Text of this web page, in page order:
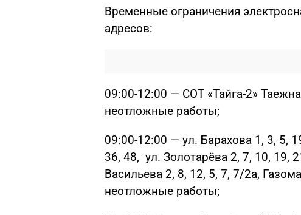
Временные ограничения
адресов:
09:00-12:00 — СОТ «Тайга-2»
неотложные работы;
09:00-12:00 — ул. Барахова 1, 3, 5,
36, 48, ул. Золотарёва 2, 7, 10, 19,
Васильева 2, 8, 12, 5, 7, 7/2а,
неотложные работы;